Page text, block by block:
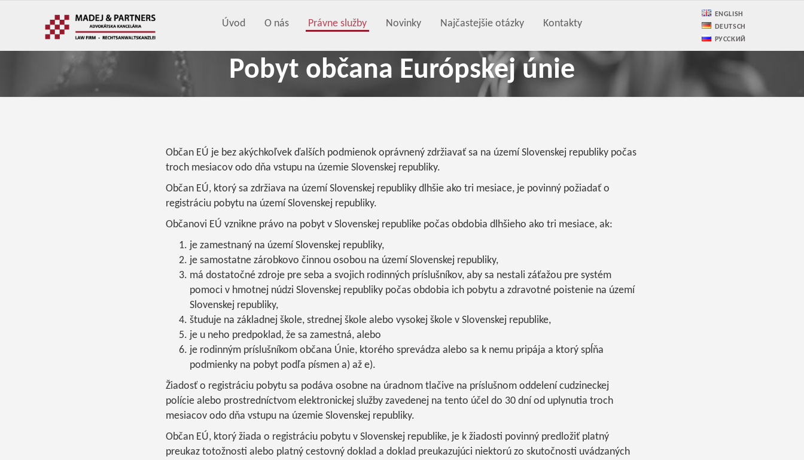
Úvod O nás Právne služby Novinky Najčastejšie otázky Kontakty
ENGLISH
DEUTSCH
РУССКИЙ
Pobyt občana Európskej únie
Občan EÚ je bez akýchkoľvek ďalších podmienok oprávnený zdržiavať sa na území Slovenskej republiky počas
troch mesiacov odo dňa vstupu na územie Slovenskej republiky.
Občan EÚ, ktorý sa zdržiava na území Slovenskej republiky dlhšie ako tri mesiace, je povinný požiadať o
registráciu pobytu na území Slovenskej republiky.
Občanovi EÚ vznikne právo na pobyt v Slovenskej republike počas obdobia dlhšieho ako tri mesiace, ak:
je zamestnaný na území Slovenskej republiky,
je samostatne zárobkovo činnou osobou na území Slovenskej republiky,
má dostatočné zdroje pre seba a svojich rodinných príslušníkov, aby sa nestali záťažou pre systém
pomoci v hmotnej núdzi Slovenskej republiky počas obdobia ich pobytu a zdravotné poistenie na území
Slovenskej republiky,
študuje na základnej škole, strednej škole alebo vysokej škole v Slovenskej republike,
je u neho predpoklad, že sa zamestná, alebo
je rodinným príslušníkom občana Únie, ktorého sprevádza alebo sa k nemu pripája a ktorý spĺňa
podmienky na pobyt podľa písmen a) až e).
Žiadosť o registráciu pobytu sa podáva osobne na úradnom tlačive na príslušnom oddelení cudzineckej
polície alebo prostredníctvom elektronickej služby zavedenej na tento účel do 30 dní od uplynutia troch
mesiacov odo dňa vstupu na územie Slovenskej republiky.
Občan EÚ, ktorý žiada o registráciu pobytu v Slovenskej republike, je k žiadosti povinný predložiť platný
preukaz totožnosti alebo platný cestovný doklad a doklad preukazujúci niektorú zo skutočnosti uvádzaných